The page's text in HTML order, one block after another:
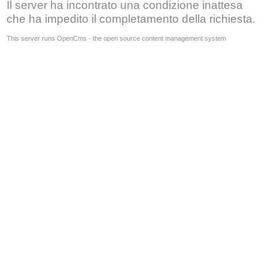
Il server ha incontrato una condizione inattesa
che ha impedito il completamento della richiesta.
This server runs OpenCms - the open source content management system